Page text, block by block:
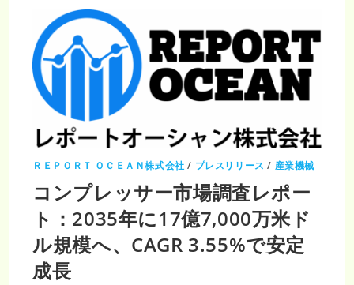
ダ
ー
市
場
調
査
レ
ポ
｜
2035
年
14
億
3380
万
米
ド
ル・
CAGR3.88％、
FA・
産
ＲＥＰＯＲＴ ＯＣＥＡＮ株式会社 / プレスリリース / 産業機械
コンプレッサー市場調査レポー
ト：2035年に17億7,000万米ド
ル規模へ、CAGR 3.55%で安定
成長